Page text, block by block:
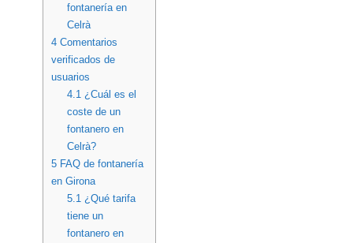
fontanería en
Celrà
4 Comentarios
verificados de
usuarios
4.1 ¿Cuál es el
coste de un
fontanero en
Celrà?
5 FAQ de fontanería
en Girona
5.1 ¿Qué tarifa
tiene un
fontanero en